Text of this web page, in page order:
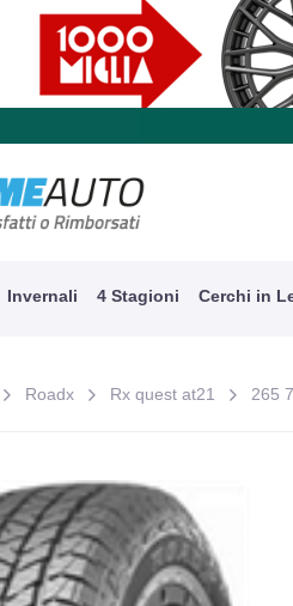
Invernali 4 Stagioni Cerchi in
Roadx Rx quest at21 265